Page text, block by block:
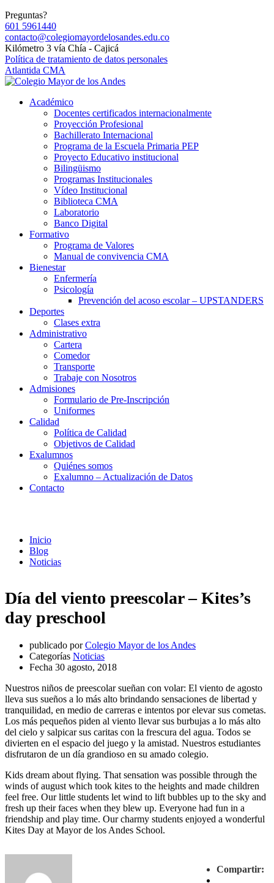
Preguntas?
601 5961440
contacto@colegiomayordelosandes.edu.co
Kilómetro 3 vía Chía - Cajicá
Política de tratamiento de datos personales
Atlantida CMA
Académico
Docentes certificados internacionalmente
Proyección Profesional
Bachillerato Internacional
Programa de la Escuela Primaria PEP
Proyecto Educativo institucional
Bilingüismo
Programas Institucionales
Vídeo Institucional
Biblioteca CMA
Laboratorio
Banco Digital
Formativo
Programa de Valores
Manual de convivencia CMA
Bienestar
Enfermería
Psicología
Prevención del acoso escolar – UPSTANDERS
Deportes
Clases extra
Administrativo
Cartera
Comedor
Transporte
Trabaje con Nosotros
Admisiones
Formulario de Pre-Inscripción
Uniformes
Calidad
Política de Calidad
Objetivos de Calidad
Exalumnos
Quiénes somos
Exalumno – Actualización de Datos
Contacto
Inicio
Blog
Noticias
Día del viento preescolar – Kites’s
day preschool
publicado por Colegio Mayor de los Andes
Categorías Noticias
Fecha 30 agosto, 2018
Nuestros niños de preescolar sueñan con volar: El viento de agosto
lleva sus sueños a lo más alto brindando sensaciones de libertad y
tranquilidad, en medio de carreras e intentos por elevar sus cometas.
Los más pequeños piden al viento llevar sus burbujas a lo más alto
del cielo y salpicar sus caritas con la frescura del agua. Todos se
divierten en el espacio del juego y la amistad. Nuestros estudiantes
disfrutaron de un día grandioso en su amado colegio.
Kids dream about flying. That sensation was possible through the
winds of august which took kites to the heights and made children
feel free. Our little students let wind to lift bubbles up to the sky and
fresh up their faces when they blew up. Everyone had fun in a
friendship and play time. Our charmy students enjoyed a wonderful
Kites Day at Mayor de los Andes School.
Compartir: